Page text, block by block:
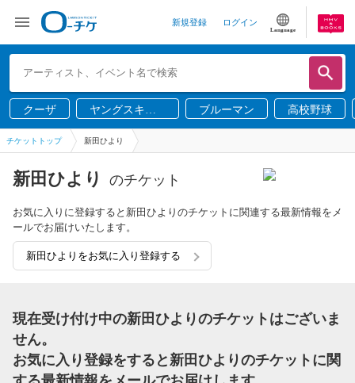
新規登録 ログイン
Language
クーザ
ヤングスキニ
ー
ブルーマン 高校野球
チケットトップ 新田ひより
新田ひより のチケット
お気に入りに登録すると新田ひよりのチケットに関連する最新情報をメ
ールでお届けいたします。
新田ひよりをお気に入り登録する
現在受け付け中の新田ひよりのチケットはございま
せん。
お気に入り登録をすると新田ひよりのチケットに関